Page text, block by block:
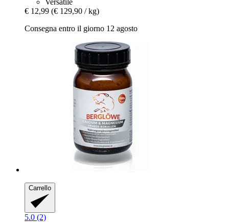
Versatile
€ 12,99 (€ 129,90 / kg)
Consegna entro il giorno 12 agosto
Carrello
5.0 (2)